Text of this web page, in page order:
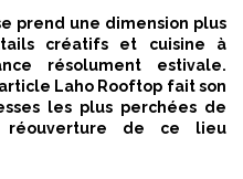
prend une dimension plus
créatifs et cuisine à
résolument estivale.
Laho Rooftop fait son
les plus perchées de
de ce lieu